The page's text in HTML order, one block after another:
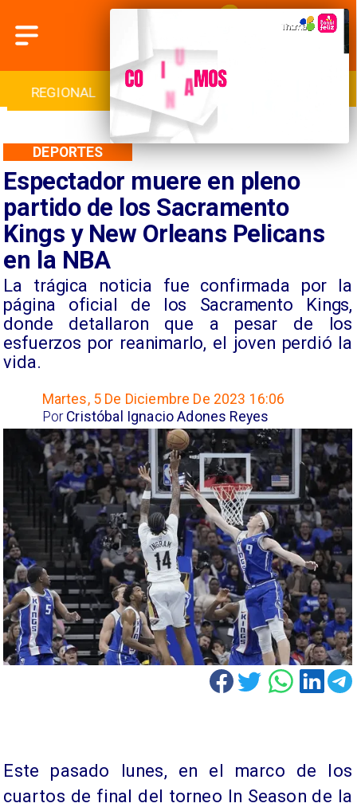
INTERNACIONAL DEPORTES
Espectador muere en pleno
partido de los Sacramento
Kings y New Orleans Pelicans
en la NBA
​La trágica noticia fue confirmada por la
página oficial de los Sacramento Kings,
donde detallaron que a pesar de los
esfuerzos por reanimarlo, el joven perdió la
vida.
DEPORTES
Martes, 5 De Diciembre De 2023 16:06
Cristóbal Ignacio Adones Reyes
Por
Este pasado lunes, en el marco de los
cuartos de final del torneo In Season de la